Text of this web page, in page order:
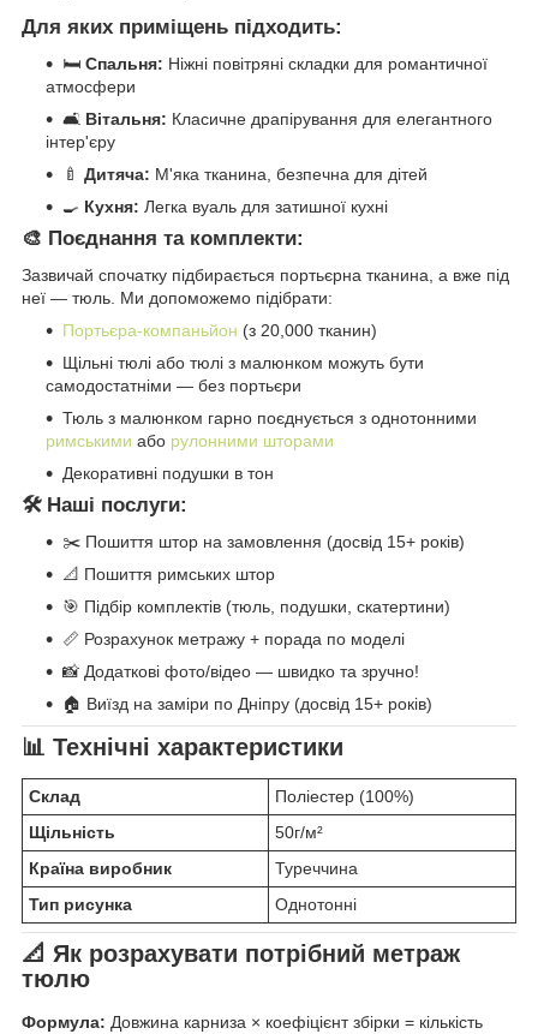
Для яких приміщень підходить:
🛏️ Спальня: Ніжні повітряні складки для романтичної
атмосфери
🛋️ Вітальня: Класичне драпірування для елегантного
інтер'єру
🍼 Дитяча: М'яка тканина, безпечна для дітей
🍳 Кухня: Легка вуаль для затишної кухні
🎨 Поєднання та комплекти:
Зазвичай спочатку підбирається портьєрна тканина, а вже під
неї — тюль. Ми допоможемо підібрати:
Портьєра-компаньйон (з 20,000 тканин)
Щільні тюлі або тюлі з малюнком можуть бути
самодостатніми — без портьєри
Тюль з малюнком гарно поєднується з однотонними
римськими або рулонними шторами
Декоративні подушки в тон
🛠️ Наші послуги:
✂️ Пошиття штор на замовлення (досвід 15+ років)
📐 Пошиття римських штор
🎯 Підбір комплектів (тюль, подушки, скатертини)
📏 Розрахунок метражу + порада по моделі
📸 Додаткові фото/відео — швидко та зручно!
🏠 Виїзд на заміри по Дніпру (досвід 15+ років)
📊 Технічні характеристики
Склад
Поліестер (100%)
Щільність
50г/м²
Країна виробник
Туреччина
Тип рисунка
Однотонні
📐 Як розрахувати потрібний метраж
тюлю
Формула: Довжина карниза × коефіцієнт збірки = кількість